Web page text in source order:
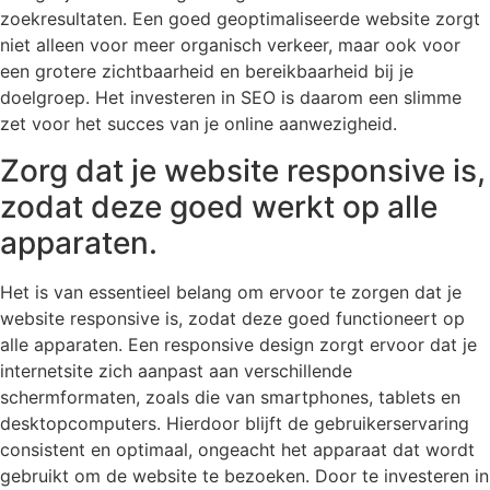
zoekresultaten. Een goed geoptimaliseerde website zorgt
niet alleen voor meer organisch verkeer, maar ook voor
een grotere zichtbaarheid en bereikbaarheid bij je
doelgroep. Het investeren in SEO is daarom een slimme
zet voor het succes van je online aanwezigheid.
Zorg dat je website responsive is,
zodat deze goed werkt op alle
apparaten.
Het is van essentieel belang om ervoor te zorgen dat je
website responsive is, zodat deze goed functioneert op
alle apparaten. Een responsive design zorgt ervoor dat je
internetsite zich aanpast aan verschillende
schermformaten, zoals die van smartphones, tablets en
desktopcomputers. Hierdoor blijft de gebruikerservaring
consistent en optimaal, ongeacht het apparaat dat wordt
gebruikt om de website te bezoeken. Door te investeren in